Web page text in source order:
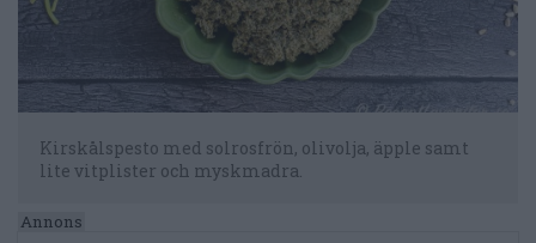
Kirskålspesto med solrosfrön, olivolja, äpple samt
lite vitplister och myskmadra.